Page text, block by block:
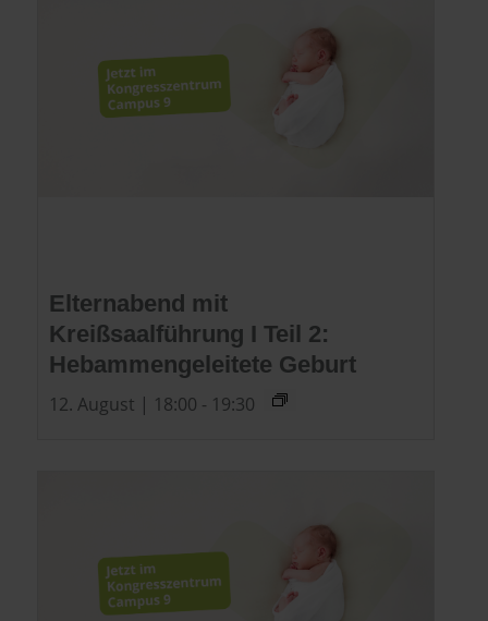
Elternabend mit
Kreißsaalführung I Teil 2:
Hebammengeleitete Geburt
12. August | 18:00 - 19:30